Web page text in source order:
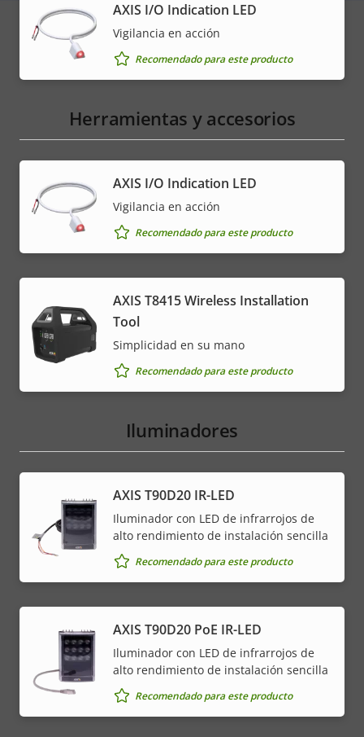
AXIS I/O Indication LED
Vigilancia en acción
Recomendado para este producto
Herramientas y accesorios
AXIS I/O Indication LED
Vigilancia en acción
Recomendado para este producto
AXIS T8415 Wireless Installation
Tool
Simplicidad en su mano
Recomendado para este producto
Iluminadores
AXIS T90D20 IR-LED
Iluminador con LED de infrarrojos de
alto rendimiento de instalación sencilla
Recomendado para este producto
AXIS T90D20 PoE IR-LED
Iluminador con LED de infrarrojos de
alto rendimiento de instalación sencilla
Recomendado para este producto
menu